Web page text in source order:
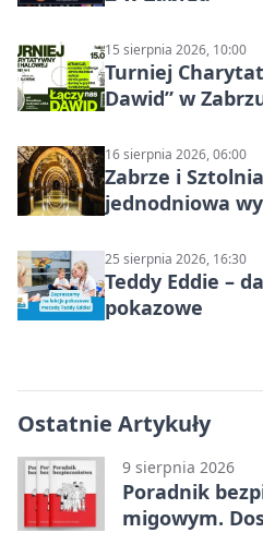
15 sierpnia 2026, 10:00
Turniej
Dawid” w
16 sierpnia 2026, 06:00
Zabrze i
jednodniowa
miasta
25 sierpnia 2026, 16:30
Teddy Eddie –
pokazowe
Ostatnie Artykuły
9 sierpnia 2026
Poradnik
migowym.